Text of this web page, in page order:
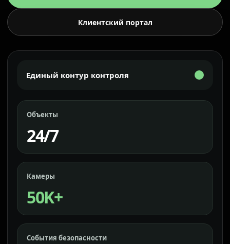
Клиентский портал
Единый контур контроля
Объекты
24/7
Камеры
50K+
События безопасности